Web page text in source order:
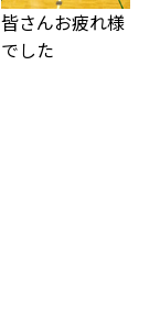
皆さんお疲れ様
でした